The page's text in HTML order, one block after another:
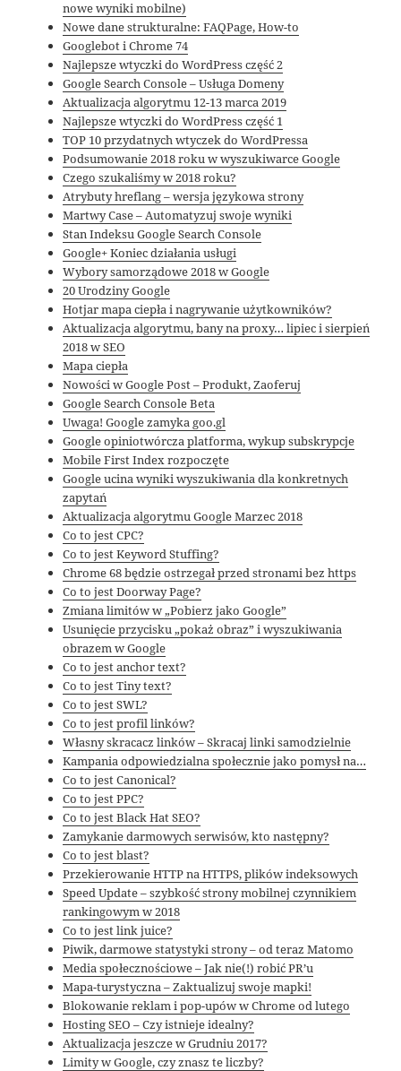
nowe wyniki mobilne)
Nowe dane strukturalne: FAQPage, How-to
Googlebot i Chrome 74
Najlepsze wtyczki do WordPress część 2
Google Search Console – Usługa Domeny
Aktualizacja algorytmu 12-13 marca 2019
Najlepsze wtyczki do WordPress część 1
TOP 10 przydatnych wtyczek do WordPressa
Podsumowanie 2018 roku w wyszukiwarce Google
Czego szukaliśmy w 2018 roku?
Atrybuty hreflang – wersja językowa strony
Martwy Case – Automatyzuj swoje wyniki
Stan Indeksu Google Search Console
Google+ Koniec działania usługi
Wybory samorządowe 2018 w Google
20 Urodziny Google
Hotjar mapa ciepła i nagrywanie użytkowników?
Aktualizacja algorytmu, bany na proxy… lipiec i sierpień
2018 w SEO
Mapa ciepła
Nowości w Google Post – Produkt, Zaoferuj
Google Search Console Beta
Uwaga! Google zamyka goo.gl
Google opiniotwórcza platforma, wykup subskrypcje
Mobile First Index rozpoczęte
Google ucina wyniki wyszukiwania dla konkretnych
zapytań
Aktualizacja algorytmu Google Marzec 2018
Co to jest CPC?
Co to jest Keyword Stuffing?
Chrome 68 będzie ostrzegał przed stronami bez https
Co to jest Doorway Page?
Zmiana limitów w „Pobierz jako Google”
Usunięcie przycisku „pokaż obraz” i wyszukiwania
obrazem w Google
Co to jest anchor text?
Co to jest Tiny text?
Co to jest SWL?
Co to jest profil linków?
Własny skracacz linków – Skracaj linki samodzielnie
Kampania odpowiedzialna społecznie jako pomysł na…
Co to jest Canonical?
Co to jest PPC?
Co to jest Black Hat SEO?
Zamykanie darmowych serwisów, kto następny?
Co to jest blast?
Przekierowanie HTTP na HTTPS, plików indeksowych
Speed Update – szybkość strony mobilnej czynnikiem
rankingowym w 2018
Co to jest link juice?
Piwik, darmowe statystyki strony – od teraz Matomo
Media społecznościowe – Jak nie(!) robić PR’u
Mapa-turystyczna – Zaktualizuj swoje mapki!
Blokowanie reklam i pop-upów w Chrome od lutego
Hosting SEO – Czy istnieje idealny?
Aktualizacja jeszcze w Grudniu 2017?
Limity w Google, czy znasz te liczby?